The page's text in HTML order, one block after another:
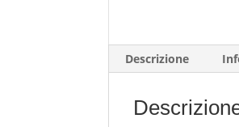
Descrizione